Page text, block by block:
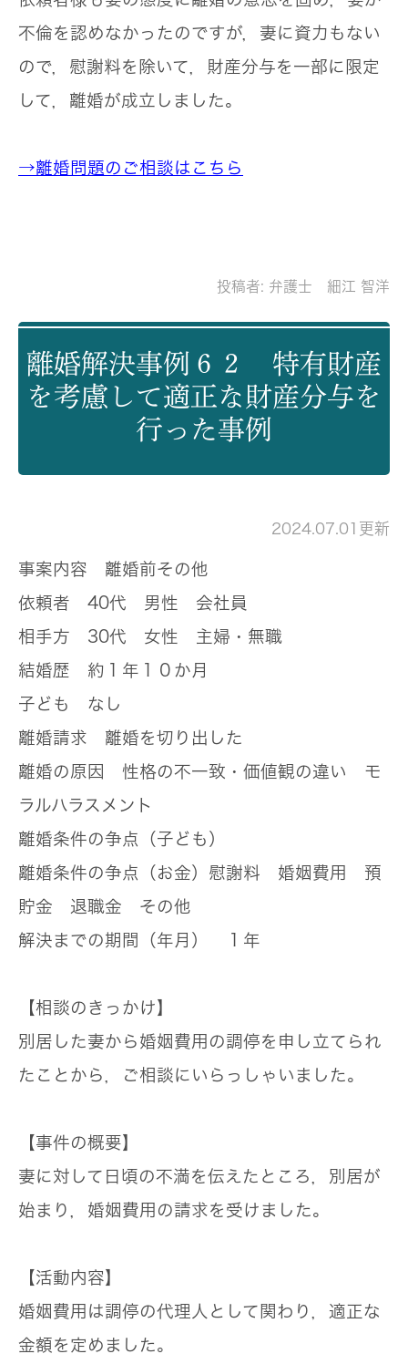
不倫を認めなかったのですが，妻に資力もない
ので，慰謝料を除いて，財産分与を一部に限定
して，離婚が成立しました。
→離婚問題のご相談はこちら
投稿者: 弁護士 細江 智洋
離婚解決事例６２ 特有財産
を考慮して適正な財産分与を
行った事例
2024.07.01更新
事案内容 離婚前その他
依頼者 40代 男性 会社員
相手方 30代 女性 主婦・無職
結婚歴 約１年１０か月
子ども なし
離婚請求 離婚を切り出した
離婚の原因 性格の不一致・価値観の違い モ
ラルハラスメント
離婚条件の争点（子ども）
離婚条件の争点（お金） 慰謝料 婚姻費用 預
貯金 退職金 その他
解決までの期間（年月） １年
【相談のきっかけ】
別居した妻から婚姻費用の調停を申し立てられ
たことから，ご相談にいらっしゃいました。
【事件の概要】
妻に対して日頃の不満を伝えたところ，別居が
始まり，婚姻費用の請求を受けました。
【活動内容】
婚姻費用は調停の代理人として関わり，適正な
金額を定めました。